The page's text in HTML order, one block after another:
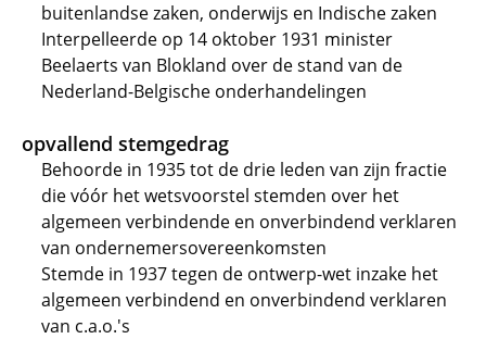
buitenlandse zaken, onderwijs en Indische zaken
Interpelleerde op 14 oktober 1931 minister
Beelaerts van Blokland over de stand van de
Nederland-Belgische onderhandelingen
opvallend stemgedrag
Behoorde in 1935 tot de drie leden van zijn fractie
die vóór het wetsvoorstel stemden over het
algemeen verbindende en onverbindend verklaren
van ondernemersovereenkomsten
Stemde in 1937 tegen de ontwerp-wet inzake het
algemeen verbindend en onverbindend verklaren
van c.a.o.'s